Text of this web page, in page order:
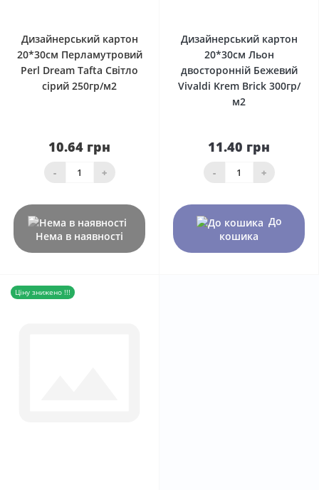
Дизайнерський картон
20*30см Перламутровий
Perl Dream Tafta Світло
сірий 250гр/м2
10.64 грн
- +
Нема в наявності
Дизайнерський картон
20*30см Льон
двосторонній Бежевий
Vivaldi Krem Brick 300гр/
м2
11.40 грн
- +
До
кошика
Ціну знижено !!!